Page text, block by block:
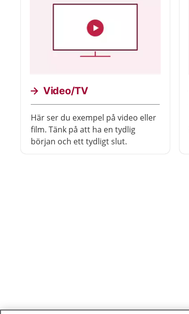
Video/TV
Här ser du exempel på video eller
film. Tänk på att ha en tydlig
början och ett tydligt slut.